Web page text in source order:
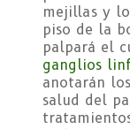
mejillas y
piso de la
palpará el
ganglios
anotarán
salud del